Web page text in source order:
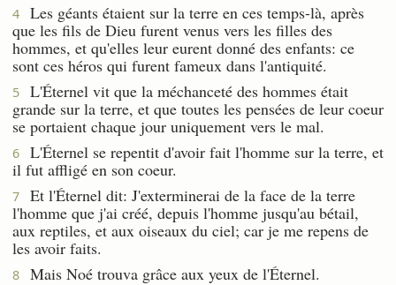
4
Les géants étaient sur la terre en ces temps-là, après
que les fils de Dieu furent venus vers les filles des
hommes, et qu'elles leur eurent donné des enfants: ce
sont ces héros qui furent fameux dans l'antiquité.
5
L'Éternel vit que la méchanceté des hommes était
grande sur la terre, et que toutes les pensées de leur coeur
se portaient chaque jour uniquement vers le mal.
6
L'Éternel se repentit d'avoir fait l'homme sur la terre, et
il fut affligé en son coeur.
7
Et l'Éternel dit: J'exterminerai de la face de la terre
l'homme que j'ai créé, depuis l'homme jusqu'au bétail,
aux reptiles, et aux oiseaux du ciel; car je me repens de
les avoir faits.
8 Mais Noé trouva grâce aux yeux de l'Éternel.